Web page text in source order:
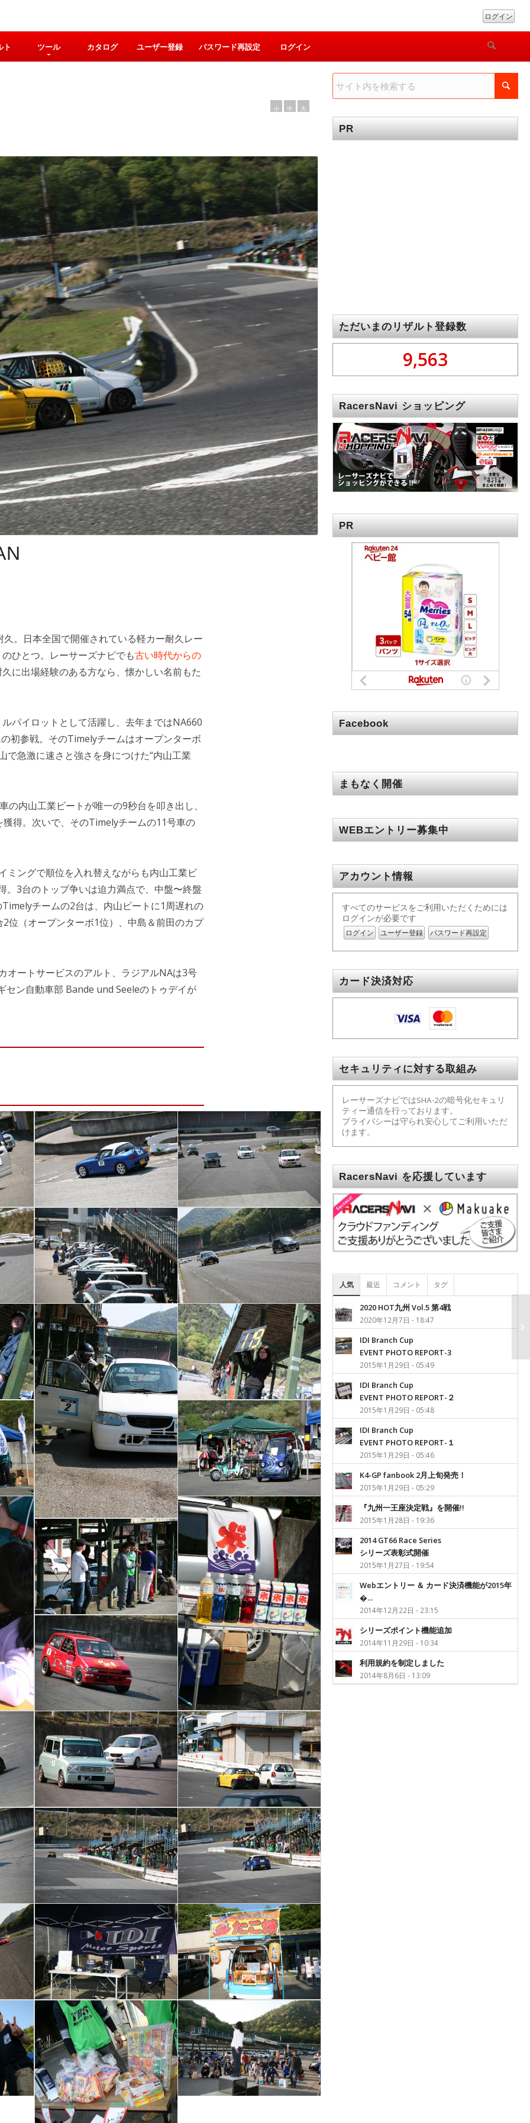
ログイン
ト ツール カタログ ユーザー登録 パスワード再設定 ログイン
小 中 大
。日本全国で開催されている軽カー耐久レー
ひとつ。レーサーズナビでも古い時代からの
に出場経験のある方なら、懐かしい名前もた
パイロットとして活躍し、去年まではNA660
初参戦。そのTimelyチームはオープンターボ
急激に速さと強さを身につけた“内山工業
内山工業ビートが唯一の9秒台を叩き出し、
得。次いで、そのTimelyチームの11号車の
ミングで順位を入れ替えながらも内山工業ビ
。3台のトップ争いは迫力満点で、中盤〜終盤
チームの2台は、内山ビートに1周遅れの
位（オープンターボ1位）、中島＆前田のカプ
オートサービスのアルト、ラジアルNAは3号
ン自動車部 Bande und Seeleのトゥデイが
PR
ただいまのリザルト登録数
9,563
RacersNavi ショッピング
PR
Facebook
まもなく開催
WEBエントリー募集中
アカウント情報
すべてのサービスをご利用いただくためには
ログインが必要です
ログイン ユーザー登録 パスワード再設定
カード決済対応
セキュリティに対する取組み
レーサーズナビではSHA-2の暗号化セキュリ
ティー通信を行っております。
プライバシーは守られ安心してご利用いただ
けます。
RacersNavi を応援しています
人気 最近 コメント タグ
2020 HOT九州 Vol.5 第4戦
2020年12月7日 - 18:47
IDI Branch Cup
EVENT PHOTO REPORT-3
2015年1月29日 - 05:49
IDI Branch Cup
EVENT PHOTO REPORT-２
2015年1月29日 - 05:48
IDI Branch Cup
EVENT PHOTO REPORT-１
2015年1月29日 - 05:46
K4-GP fanbook 2月上旬発売！
2015年1月29日 - 05:29
『九州一王座決定戦』を開催!!
2015年1月28日 - 19:36
2014 GT66 Race Series
シリーズ表彰式開催
2015年1月27日 - 19:54
Webエントリー ＆ カード決済機能が2015年
�...
2014年12月22日 - 23:15
シリーズポイント機能追加
2014年11月29日 - 10:34
利用規約を制定しました
2014年8月6日 - 13:09